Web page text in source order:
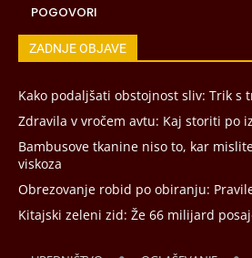
POGOVORI
ZADNJE OBJAVE
Kako podaljšati obstojnost sliv: Trik s
Zdravila v vročem avtu: Kaj storiti po
Bambusove tkanine niso to, kar
viskoza
Obrezovanje robid po obiranju:
Kitajski zeleni zid: Že 66 milijard